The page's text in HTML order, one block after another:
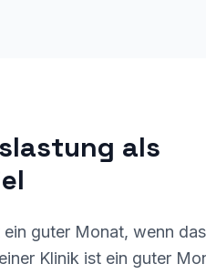
als
ein guter Monat, wenn das
Klinik ist ein guter